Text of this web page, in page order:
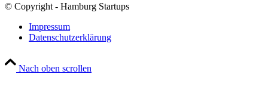
© Copyright - Hamburg Startups
Impressum
Datenschutzerklärung
Nach oben scrollen